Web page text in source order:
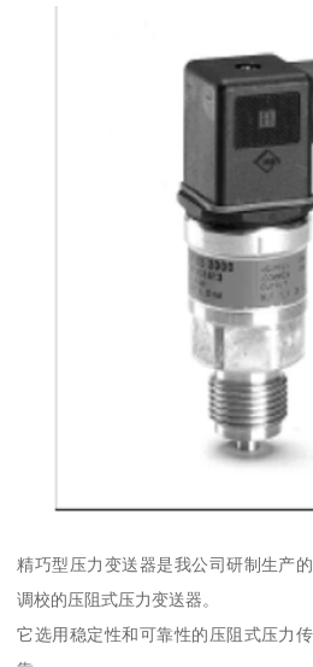
精巧型压力变送器是我公司研制生产
调校的压阻式压力变送器。
它选用稳定性和可靠性的压阻式压力